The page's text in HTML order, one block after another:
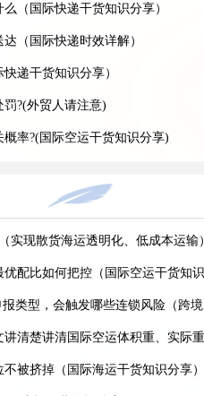
（国际快递干货知识分享）
（国际快递时效详解）
递干货知识分享）
?(外贸人请注意)
率?(国际空运干货知识分享)
高（国际空运干货知识分享）
么（国际空运干货知识分享）
定长期成本?(国际空运干货知识
库优先签收权限（亚马逊卖家请注
申诉放行?(国际空运干货知识分享)
外仓中转派送，哪种入仓效率更
实现散货海运透明化、低成本运输）
配比如何把控（国际空运干货知识
类型，会触发哪些连锁风险（跨境
清楚讲清国际空运体积重、实际重
被挤掉（国际海运干货知识分享）